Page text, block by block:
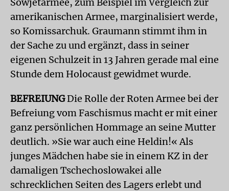
amerikanischen Armee, marginalisiert werde,
so Komissarchuk. Graumann stimmt ihm in
der Sache zu und ergänzt, dass in seiner
eigenen Schulzeit in 13 Jahren gerade mal eine
Stunde dem Holocaust gewidmet wurde.
BEFREIUNGDie Rolle der Roten Armee bei der
Befreiung vom Faschismus macht er mit einer
ganz persönlichen Hommage an seine Mutter
deutlich. »Sie war auch eine Heldin!« Als
junges Mädchen habe sie in einem KZ in der
damaligen Tschechoslowakei alle
schrecklichen Seiten des Lagers erlebt und